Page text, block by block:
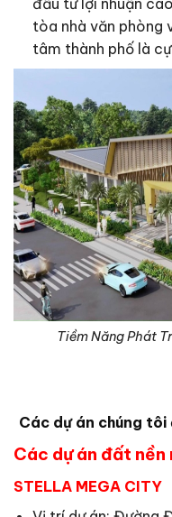
tòa nhà văn phòng
tâm thành phố là
Tiềm Năng Phát
Các dự án chúng
Các dự án đất nền
STELLA MEGA CITY